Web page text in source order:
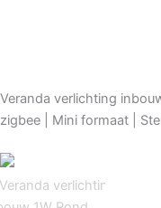
Veranda verlichting
zigbee | Mini formaat |